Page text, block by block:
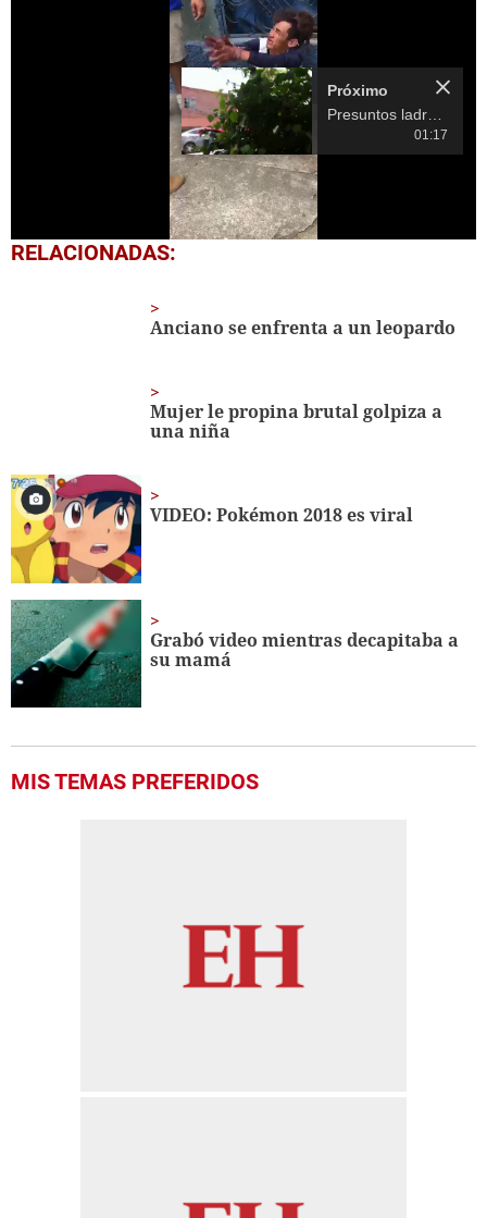
0
seconds
RELACIONADAS:
Anciano se enfrenta a un leopardo
Mujer le propina brutal golpiza a
una niña
VIDEO: Pokémon 2018 es viral
Grabó video mientras decapitaba a
su mamá
MIS TEMAS PREFERIDOS